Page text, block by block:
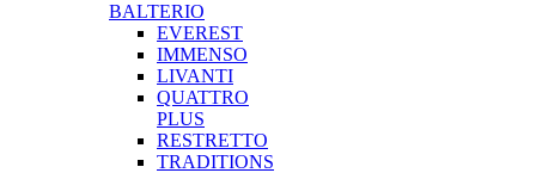
BALTERIO
EVEREST
IMMENSO
LIVANTI
QUATTRO
PLUS
RESTRETTO
TRADITIONS